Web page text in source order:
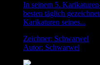
In seinem 5.
besten täglich
Karikaturen seines...
Zeichner: Schwarwel
Autor: Schwarwel